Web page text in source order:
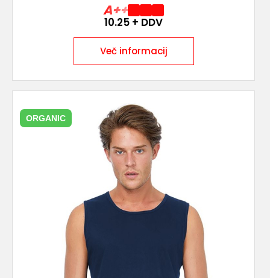
A++
10.25 + DDV
Več informacij
ORGANIC